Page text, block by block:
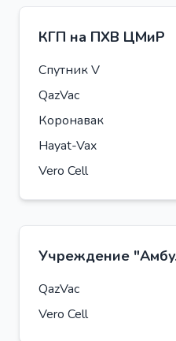
КГП на ПХВ ЦМиР
Спутник V
QazVac
Коронавак
Hayat-Vax
Vero Cell
Учреждение
QazVac
Vero Cell